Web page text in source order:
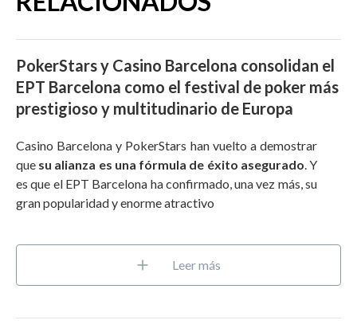
PokerStars y Casino Barcelona consolidan el
EPT Barcelona como el festival de poker más
prestigioso y multitudinario de Europa
Casino Barcelona y PokerStars han vuelto a demostrar
que su alianza es una fórmula de éxito asegurado . Y
es que el EPT Barcelona ha confirmado, una vez más, su
gran popularidad y enorme atractivo
Leer más